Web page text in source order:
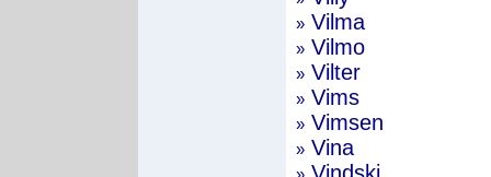
» Vilma
» Vilmo
» Vilter
» Vims
» Vimsen
» Vina